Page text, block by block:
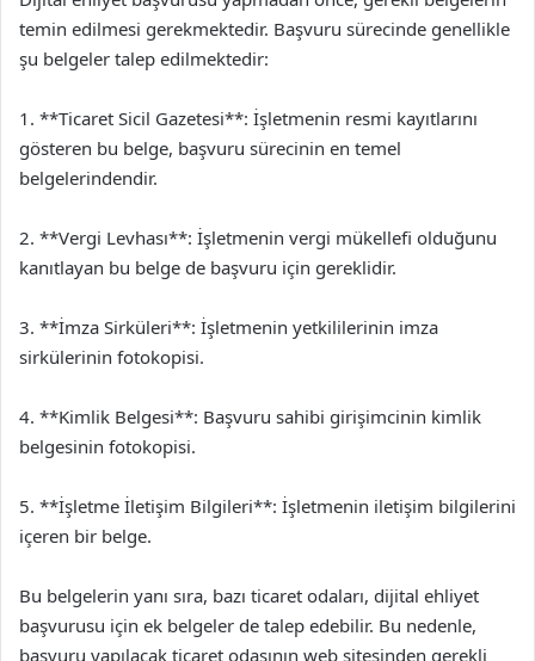
temin edilmesi gerekmektedir. Başvuru sürecinde genellikle
şu belgeler talep edilmektedir:
1. **Ticaret Sicil Gazetesi**: İşletmenin resmi kayıtlarını
gösteren bu belge, başvuru sürecinin en temel
belgelerindendir.
2. **Vergi Levhası**: İşletmenin vergi mükellefi olduğunu
kanıtlayan bu belge de başvuru için gereklidir.
3. **İmza Sirküleri**: İşletmenin yetkililerinin imza
sirkülerinin fotokopisi.
4. **Kimlik Belgesi**: Başvuru sahibi girişimcinin kimlik
belgesinin fotokopisi.
5. **İşletme İletişim Bilgileri**: İşletmenin iletişim bilgilerini
içeren bir belge.
Bu belgelerin yanı sıra, bazı ticaret odaları, dijital ehliyet
başvurusu için ek belgeler de talep edebilir. Bu nedenle,
başvuru yapılacak ticaret odasının web sitesinden gerekli